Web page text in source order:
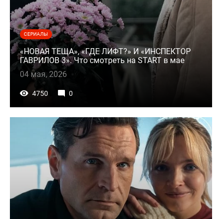
СЕРИАЛЫ
«НОВАЯ ТЕЩА», «ГДЕ ЛИФТ?» И «ИНСПЕКТОР
ГАВРИЛОВ 3». Что смотреть на START в мае
04 мая, 2026
4750 0